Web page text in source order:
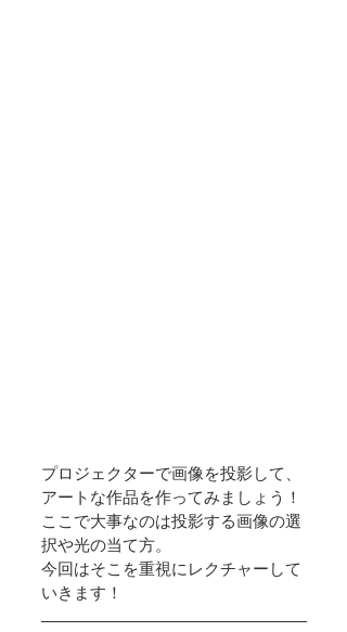
プロジェクターで画像を投影して、
アートな作品を作ってみましょう！
ここで大事なのは投影する画像の選
択や光の当て方。
今回はそこを重視にレクチャーして
いきます！